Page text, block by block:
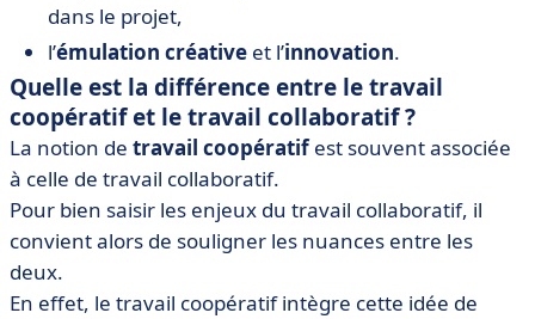
dans le projet,
l’émulation créative et l’innovation.
Quelle est la différence entre le travail
coopératif et le travail collaboratif ?
La notion de travail coopératifest souvent associée
à celle de travail collaboratif.
Pour bien saisir les enjeux du travail collaboratif, il
convient alors de souligner les nuances entre les
deux.
En effet, le travail coopératif intègre cette idée de